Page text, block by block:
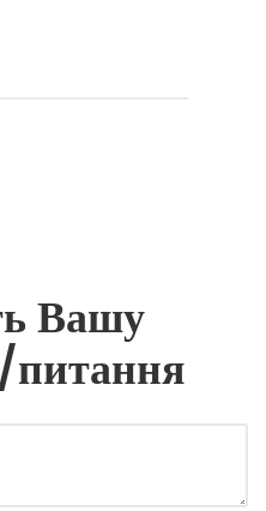
Вашу
питання